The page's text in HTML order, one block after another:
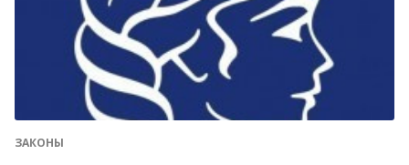
ЗАКОНЫ